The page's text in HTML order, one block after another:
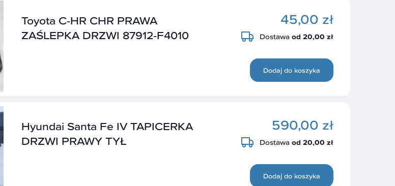
Toyota C-HR CHR PRAWA
ZAŚLEPKA DRZWI 87912-F4010
45,00 zł
Dostawa od 20,00 zł
Dodaj do koszyka
Hyundai Santa Fe IV TAPICERKA
DRZWI PRAWY TYŁ
590,00 zł
Dostawa od 20,00 zł
Dodaj do koszyka